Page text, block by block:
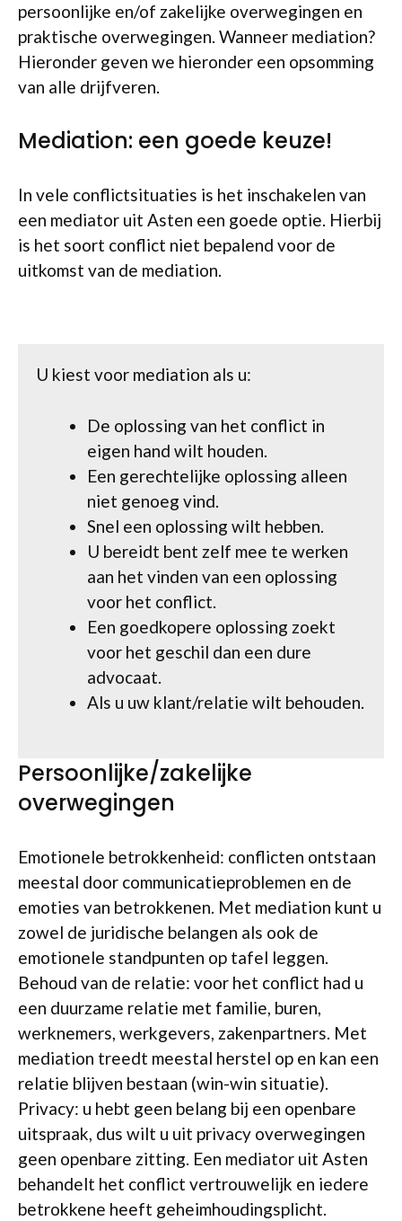
persoonlijke en/of zakelijke overwegingen en
praktische overwegingen. Wanneer mediation?
Hieronder geven we hieronder een opsomming
van alle drijfveren.
Mediation: een goede keuze!
In vele conflictsituaties is het inschakelen van
een mediator uit Asten een goede optie. Hierbij
is het soort conflict niet bepalend voor de
uitkomst van de mediation.
U kiest voor mediation als u:
De oplossing van het conflict in
eigen hand wilt houden.
Een gerechtelijke oplossing alleen
niet genoeg vind.
Snel een oplossing wilt hebben.
U bereidt bent zelf mee te werken
aan het vinden van een oplossing
voor het conflict.
Een goedkopere oplossing zoekt
voor het geschil dan een dure
advocaat.
Als u uw klant/relatie wilt behouden.
Persoonlijke/zakelijke
overwegingen
Emotionele betrokkenheid: conflicten ontstaan
meestal door communicatieproblemen en de
emoties van betrokkenen. Met mediation kunt u
zowel de juridische belangen als ook de
emotionele standpunten op tafel leggen.
Behoud van de relatie: voor het conflict had u
een duurzame relatie met familie, buren,
werknemers, werkgevers, zakenpartners. Met
mediation treedt meestal herstel op en kan een
relatie blijven bestaan (win-win situatie).
Privacy: u hebt geen belang bij een openbare
uitspraak, dus wilt u uit privacy overwegingen
geen openbare zitting. Een mediator uit Asten
behandelt het conflict vertrouwelijk en iedere
betrokkene heeft geheimhoudingsplicht.